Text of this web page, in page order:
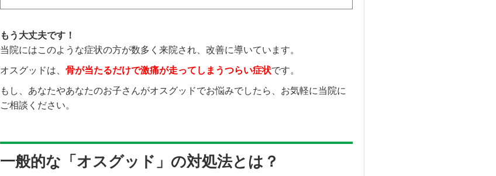
もう大丈夫です！
当院にはこのような症状の方が数多く来院され、改善に導いています。
オスグッドは、 骨が当たるだけで激痛が走ってしまうつらい症状です。
もし、あなたやあなたのお子さんがオスグッドでお悩みでしたら、お気軽に当院に
ご相談ください。
一般的な「オスグッド」の対処法とは？